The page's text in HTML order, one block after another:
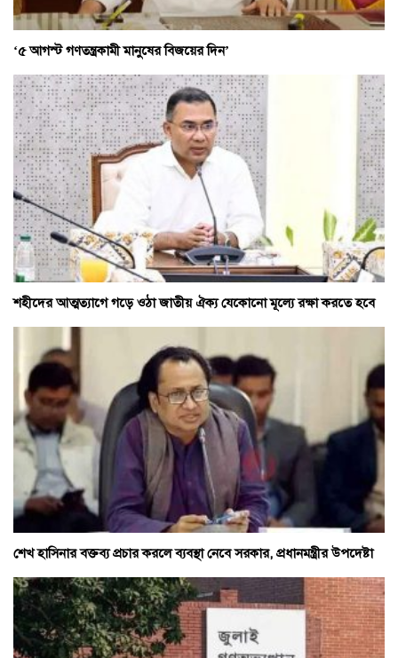
‘৫ আগস্ট গণতন্ত্রকামী মানুষের বিজয়ের দিন’
শহীদের আত্মত্যাগে গড়ে ওঠা জাতীয় ঐক্য যেকোনো মূল্যে রক্ষা করতে হবে
শেখ হাসিনার বক্তব্য প্রচার করলে ব্যবস্থা নেবে সরকার, প্রধানমন্ত্রীর উপদেষ্টা